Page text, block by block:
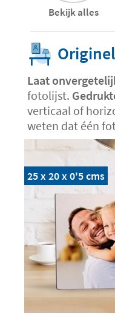
Bekijk alles
Laat
fotolijst.
verticaal of
weten dat één
25 x 20 x 0'5 cms